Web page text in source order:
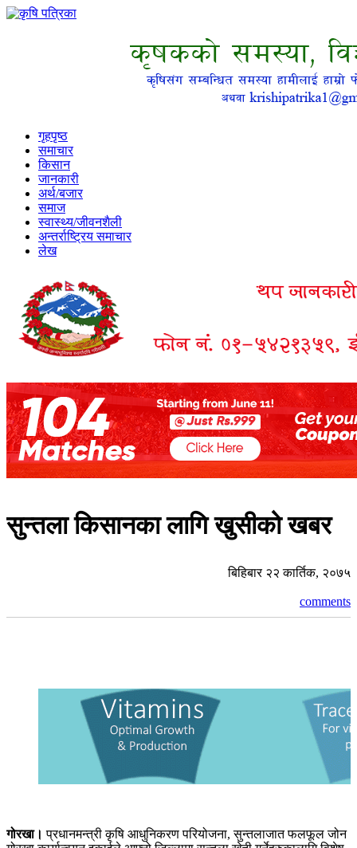
गृहपृष्ठ
समाचार
किसान
जानकारी
अर्थ/बजार
समाज
स्वास्थ्य/जीवनशैली
अन्तर्राष्ट्रिय समाचार
लेख
सुन्तला किसानका लागि खुसीको खबर
बिहिबार २२ कार्तिक, २०७५
comments
गोरखा। प्रधानमन्त्री कृषि आधुनिकरण परियोजना, सुन्तलाजात फलफूल जोन